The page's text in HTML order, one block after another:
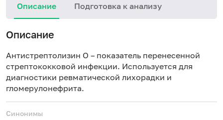
Описание Подготовка к анализу
Описание
Антистрептолизин О – показатель перенесенной
стрептококковой инфекции. Используется для
диагностики ревматической лихорадки и
гломерулонефрита.
Синонимы